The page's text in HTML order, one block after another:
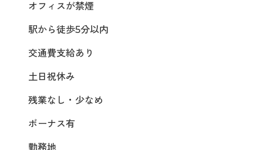
オフィスが禁煙
駅から徒歩5分以内
交通費支給あり
土日祝休み
残業なし・少なめ
ボーナス有
勤務地